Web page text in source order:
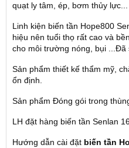
quạt ly tâm, ép, bơm thủy
Linh kiện biến tần Hope800
hiệu nên tuổi thọ rất cao và
cho môi trường nóng, bụi ...Đã
Sản phẩm thiết kế thẩm mỹ,
ổn định.
Sản phẩm Đóng gói trong
LH đặt hàng biến tần Senlan
Hướng dẫn cài đặt biến tần